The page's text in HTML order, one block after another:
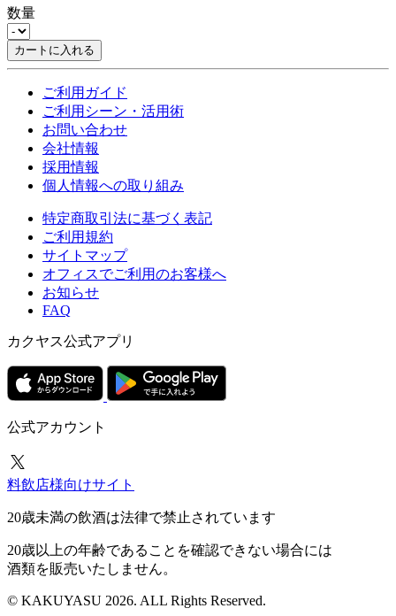
数量
カートに入れる
ご利用ガイド
ご利用シーン・活用術
お問い合わせ
会社情報
採用情報
個人情報への取り組み
特定商取引法に基づく表記
ご利用規約
サイトマップ
オフィスでご利用のお客様へ
お知らせ
FAQ
カクヤス公式アプリ
公式アカウント
料飲店様向けサイト
20歳未満の飲酒は法律で禁止されています
20歳以上の年齢であることを確認できない場合には
酒類を販売いたしません。
© KAKUYASU 2026. ALL Rights Reserved.